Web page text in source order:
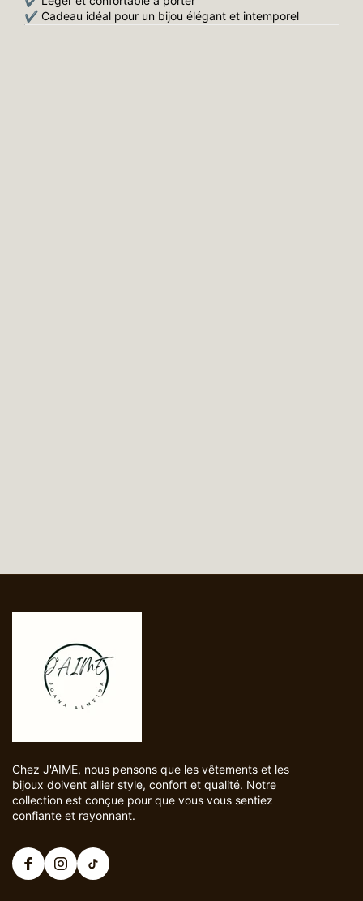
✔ Cadeau idéal pour un bijou élégant et intemporel
Chez J'AIME, nous pensons que les vêtements et les
bijoux doivent allier style, confort et qualité. Notre
collection est conçue pour que vous vous sentiez
confiante et rayonnant.